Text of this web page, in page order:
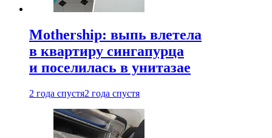
Mothership: выпь влетела
в квартиру сингапурца
и поселилась в унитазае
2 года спустя2 года спустя